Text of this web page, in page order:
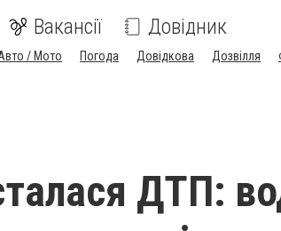
Вакансії Довідник
/ Мото Погода Довідкова Дозвілля
ДТП: